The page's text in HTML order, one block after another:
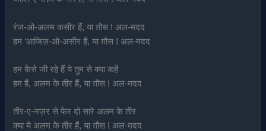
रंज-ओ-अलम कसीर हैं, या ग़ौस ! अल-मदद
हम ‘आजिज़-ओ-असीर हैं, या ग़ौस ! अल-मदद
हम कैसे जी रहे हैं ये तुम से क्या कहें
हम हैं, अलम के तीर हैं, या ग़ौस ! अल-मदद
तीर-ए-नज़र से फेर दो सारे अलम के तीर
क्या ये अलम के तीर हैं, या ग़ौस ! अल-मदद